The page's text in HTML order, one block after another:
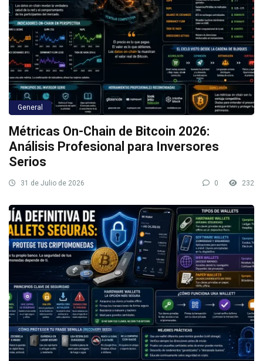
General
Métricas On-Chain de Bitcoin 2026:
Análisis Profesional para Inversores
Serios
31 de Julio de 2026 0 232